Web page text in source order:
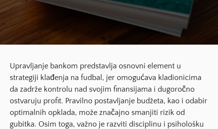
Upravljanje bankom predstavlja osnovni element u
strategiji klađenja na fudbal, jer omogućava kladionicima
da zadrže kontrolu nad svojim finansijama i dugoročno
ostvaruju profit. Pravilno postavljanje budžeta, kao i odabir
optimalnih opklada, može značajno smanjiti rizik od
gubitka. Osim toga, važno je razviti disciplinu i psihološku